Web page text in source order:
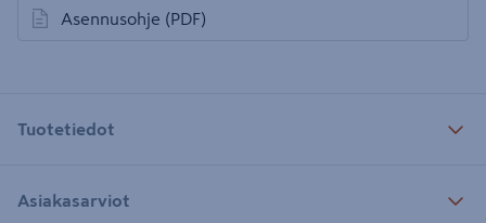
Asennusohje (PDF)
avautuu uuteen välilehteen
Tuotetiedot
Asiakasarviot